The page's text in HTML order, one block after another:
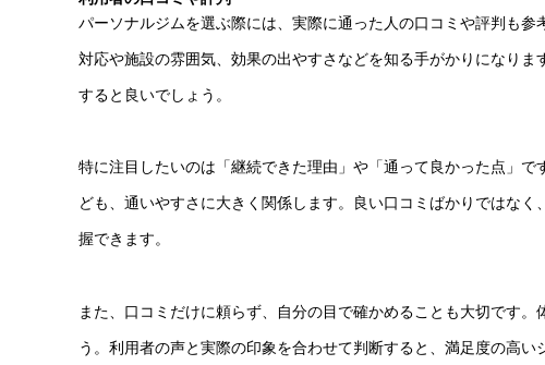
パーソナルジムを選ぶ際には、実際に通った人の口コミや評判も
対応や施設の雰囲気、効果の出やすさなどを知る手がかりになり
すると良いでしょう。
特に注目したいのは「継続できた理由」や「通って良かった点」
ども、通いやすさに大きく関係します。良い口コミばかりではな
握できます。
また、口コミだけに頼らず、自分の目で確かめることも大切です
う。利用者の声と実際の印象を合わせて判断すると、満足度の高い